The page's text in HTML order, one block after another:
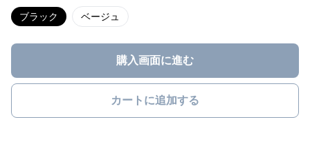
ブラック ベージュ
購入画面に進む
カートに追加する